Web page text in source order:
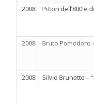
2008
Pittori dell’800 e
2008 Bruto Pomodoro
2008 Silvio Brunetto –